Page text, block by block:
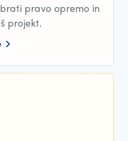
pravo opremo in
projekt.